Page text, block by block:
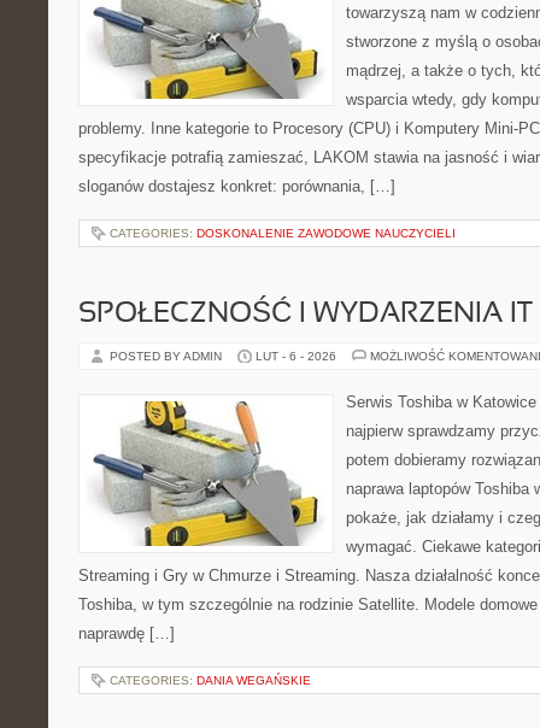
towarzyszą nam w
stworzone z myślą o
mądrzej, a także o tych,
wsparcia wtedy, gdy
problemy. Inne kategorie to Procesory (CPU) i Komputery Mini-
specyfikacje potrafią zamieszać, LAKOM stawia na jasność i
sloganów dostajesz konkret: porównania, […]
CATEGORIES: DOSKONALENIE ZAWODOWE NAUCZYCIELI
SPOŁECZNOŚĆ I WYDARZENIA IT
POSTED BY ADMIN LUT - 6 - 2026 MOŻLIWOŚĆ
Serwis Toshiba w
najpierw sprawdzamy
potem dobieramy
naprawa laptopów Toshiba
pokaże, jak działamy i
wymagać. Ciekawe
Streaming i Gry w Chmurze i Streaming. Nasza działalność
Toshiba, w tym szczególnie na rodzinie Satellite. Modele
naprawdę […]
CATEGORIES: DANIA WEGAŃSKIE